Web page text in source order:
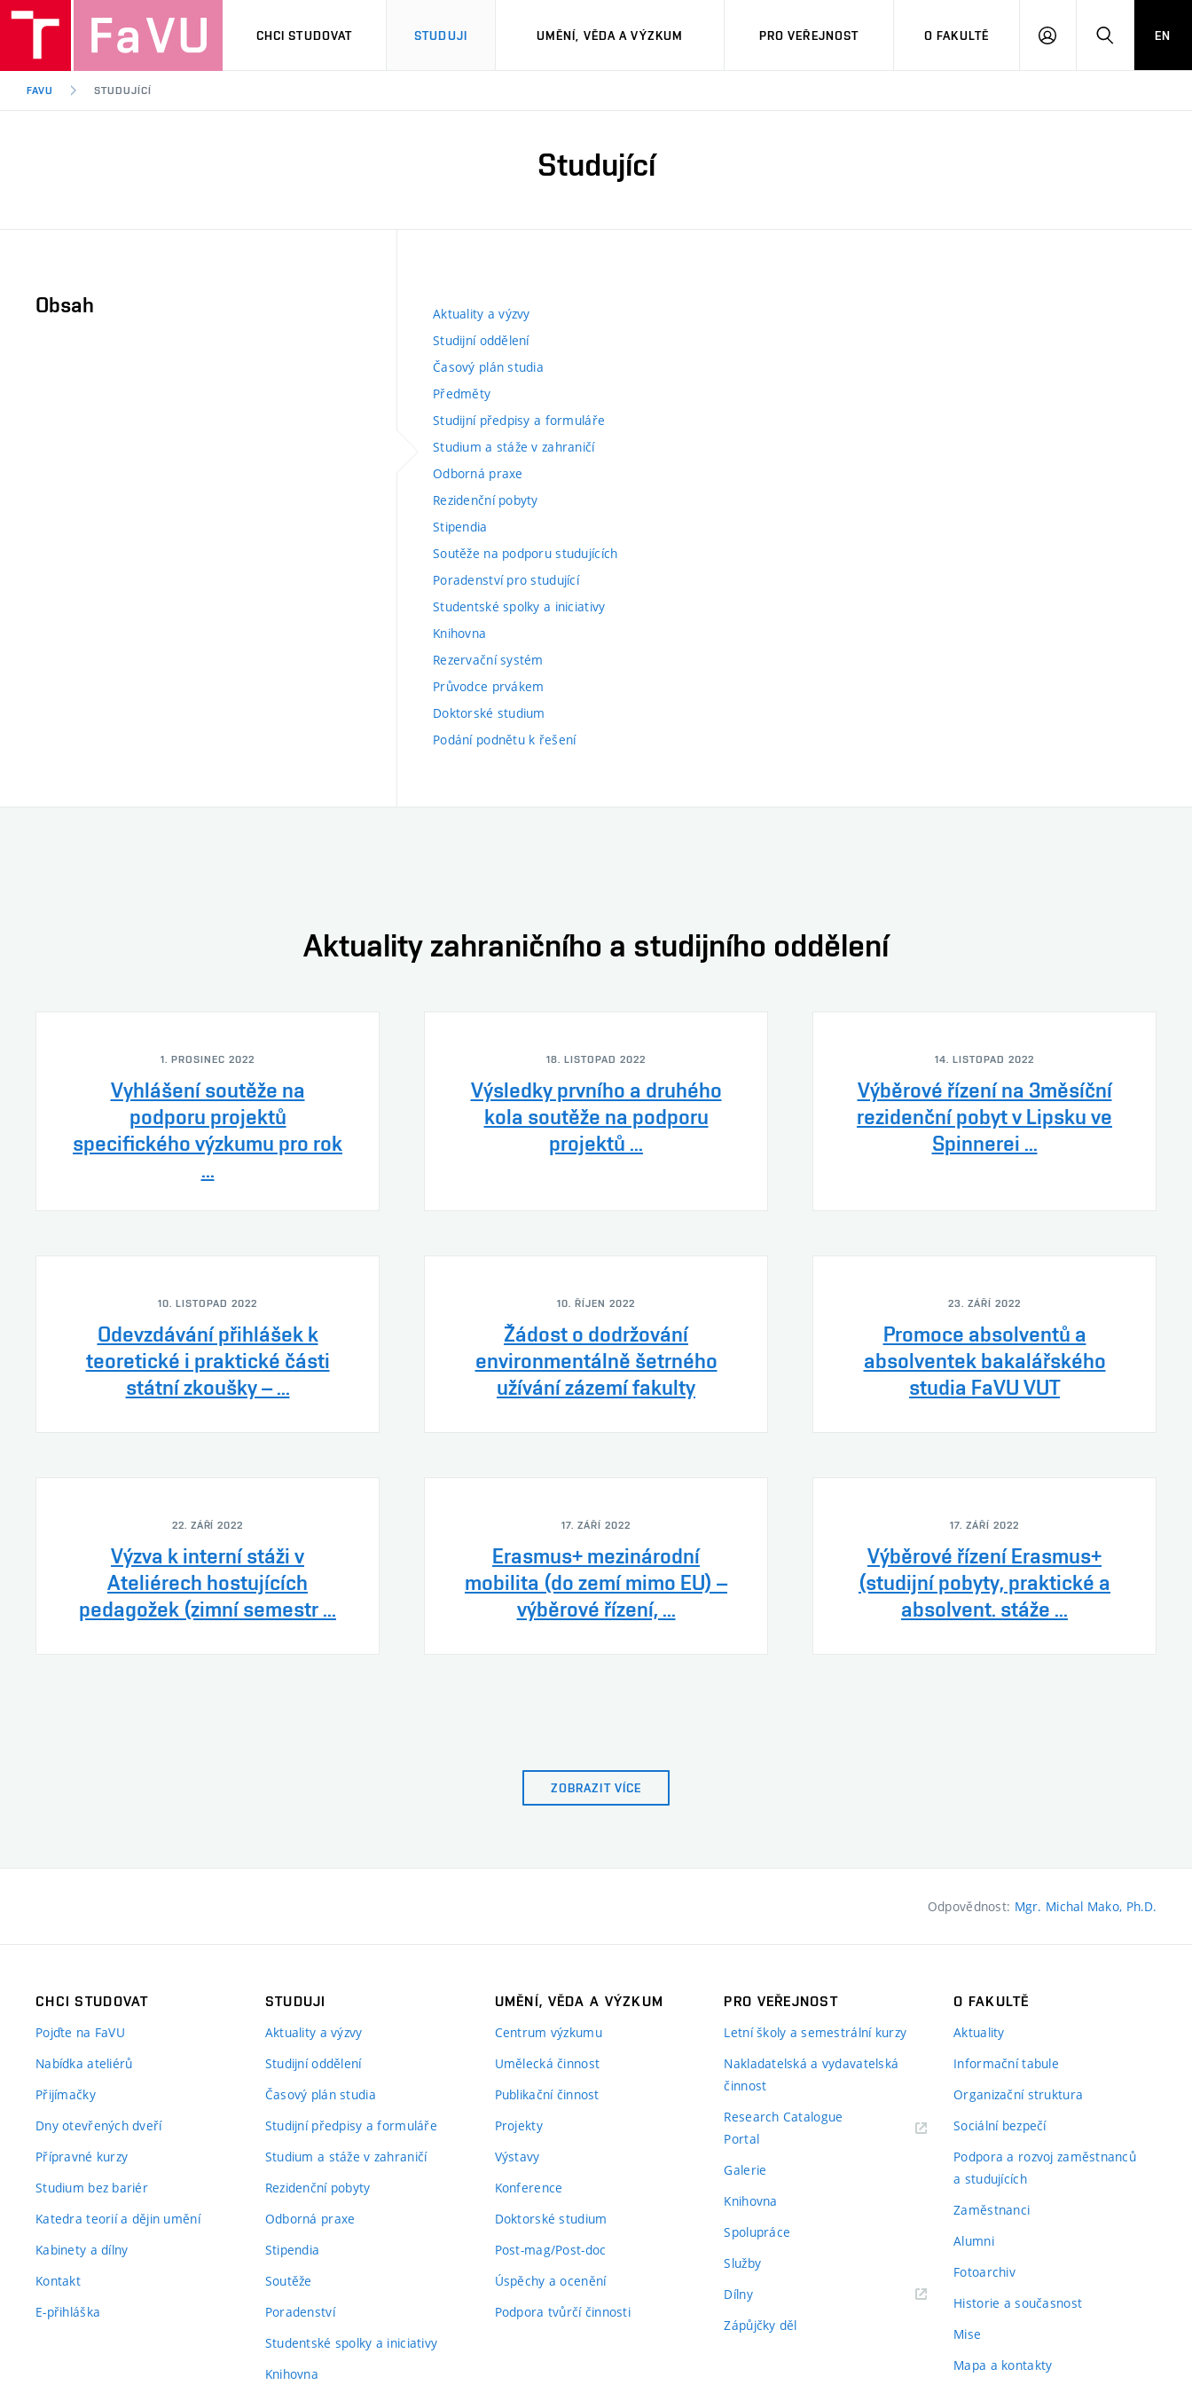
CHCI STUDOVAT STUDUJI UMĚNÍ, VĚDA A VÝZKUM PRO VEŘEJNOST O FAKULTĚ
PŘIHLÁSITHLEDAT
EN
FAVU STUDUJÍCÍ
Studující
Obsah
Aktuality a výzvy
Studijní oddělení
Časový plán studia
Předměty
Studijní předpisy a formuláře
Studium a stáže v zahraničí
Odborná praxe
Rezidenční pobyty
Stipendia
Soutěže na podporu studujících
Poradenství pro studující
Studentské spolky a iniciativy
Knihovna
Rezervační systém
Průvodce prvákem
Doktorské studium
Podání podnětu k řešení
Aktuality zahraničního a studijního oddělení
1. PROSINEC 2022
Vyhlášení soutěže na
podporu projektů
specifického výzkumu pro rok
...
18. LISTOPAD 2022
Výsledky prvního a druhého
kola soutěže na podporu
projektů ...
14. LISTOPAD 2022
Výběrové řízení na 3měsíční
rezidenční pobyt v Lipsku ve
Spinnerei ...
10. LISTOPAD 2022
Odevzdávání přihlášek k
teoretické i praktické části
státní zkoušky – ...
10. ŘÍJEN 2022
Žádost o dodržování
environmentálně šetrného
užívání zázemí fakulty
23. ZÁŘÍ 2022
Promoce absolventů a
absolventek bakalářského
studia FaVU VUT
22. ZÁŘÍ 2022
Výzva k interní stáži v
Ateliérech hostujících
pedagožek (zimní semestr ...
17. ZÁŘÍ 2022
Erasmus+ mezinárodní
mobilita (do zemí mimo EU) –
výběrové řízení, ...
17. ZÁŘÍ 2022
Výběrové řízení Erasmus+
(studijní pobyty, praktické a
absolvent. stáže ...
ZOBRAZIT VÍCE
Odpovědnost: Mgr. Michal Mako, Ph.D.
CHCI STUDOVAT
Pojďte na FaVU
Nabídka ateliérů
Přijímačky
Dny otevřených dveří
Přípravné kurzy
Studium bez bariér
Katedra teorií a dějin umění
Kabinety a dílny
Kontakt
E-přihláška
STUDUJI
Aktuality a výzvy
Studijní oddělení
Časový plán studia
Studijní předpisy a formuláře
Studium a stáže v zahraničí
Rezidenční pobyty
Odborná praxe
Stipendia
Soutěže
Poradenství
Studentské spolky a iniciativy
Knihovna
UMĚNÍ, VĚDA A VÝZKUM
Centrum výzkumu
Umělecká činnost
Publikační činnost
Projekty
Výstavy
Konference
Doktorské studium
Post-mag/Post-doc
Úspěchy a ocenění
Podpora tvůrčí činnosti
PRO VEŘEJNOST
Letní školy a semestrální kurzy
Nakladatelská a vydavatelská
činnost
Research Catalogue
Portal
Galerie
Knihovna
Spolupráce
Služby
Dílny
Zápůjčky děl
O FAKULTĚ
Aktuality
Informační tabule
Organizační struktura
Sociální bezpečí
Podpora a rozvoj zaměstnanců
a studujících
Zaměstnanci
Alumni
Fotoarchiv
Historie a současnost
Mise
Mapa a kontakty